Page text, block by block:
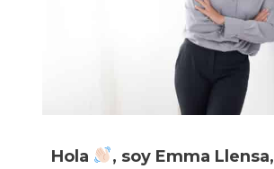
Hola
, soy Emma Llensa,